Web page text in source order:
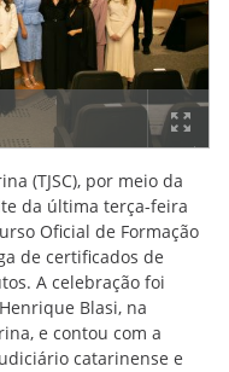
(TJSC), por meio da
da última terça-feira
Oficial de Formação
de certificados de
A celebração foi
Blasi, na
e contou com a
catarinense e